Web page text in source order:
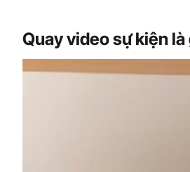
Quay video sự kiện là